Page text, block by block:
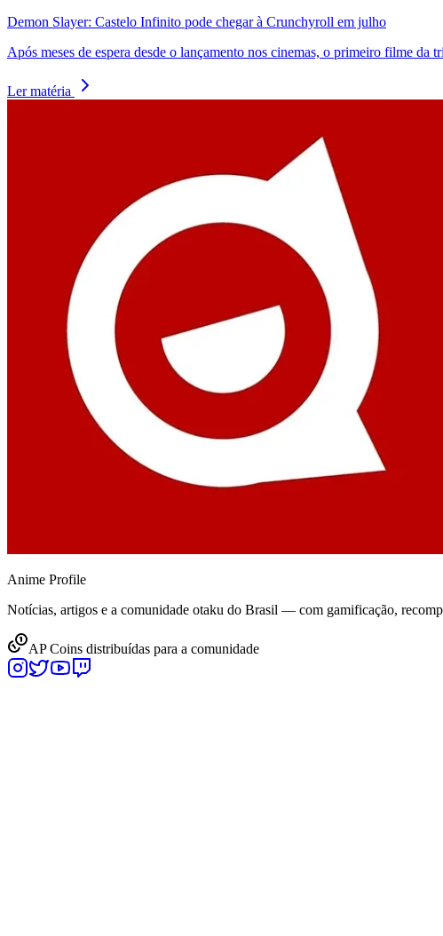
Demon Slayer: Castelo Infinito pode chegar à Crunchyroll em julho
Após meses de espera desde o lançamento nos cinemas, o primeiro filme
Ler matéria
Anime Profile
Notícias, artigos e a comunidade otaku do Brasil — com gamificação,
AP Coins distribuídas para a comunidade